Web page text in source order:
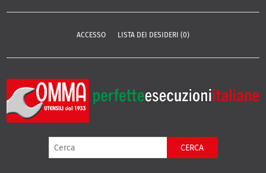
ACCESSO LISTA DEI DESIDERI (0)
CERCA